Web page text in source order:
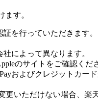
ます。
を行っていただきます。
によって異なります。
のサイトをご確認くだ
およびクレジットカ
更いただけない場合、楽